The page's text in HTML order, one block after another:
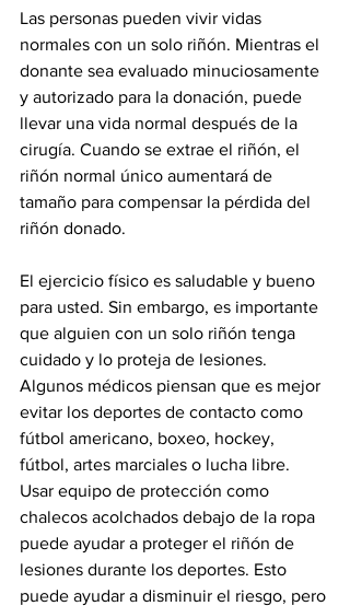
Las personas pueden vivir vidas
normales con un solo riñón. Mientras el
donante sea evaluado minuciosamente
y autorizado para la donación, puede
llevar una vida normal después de la
cirugía. Cuando se extrae el riñón, el
riñón normal único aumentará de
tamaño para compensar la pérdida del
riñón donado.
El ejercicio físico es saludable y bueno
para usted. Sin embargo, es importante
que alguien con un solo riñón tenga
cuidado y lo proteja de lesiones.
Algunos médicos piensan que es mejor
evitar los deportes de contacto como
fútbol americano, boxeo, hockey,
fútbol, ​​artes marciales o lucha libre.
Usar equipo de protección como
chalecos acolchados debajo de la ropa
puede ayudar a proteger el riñón de
lesiones durante los deportes. Esto
puede ayudar a disminuir el riesgo, pero